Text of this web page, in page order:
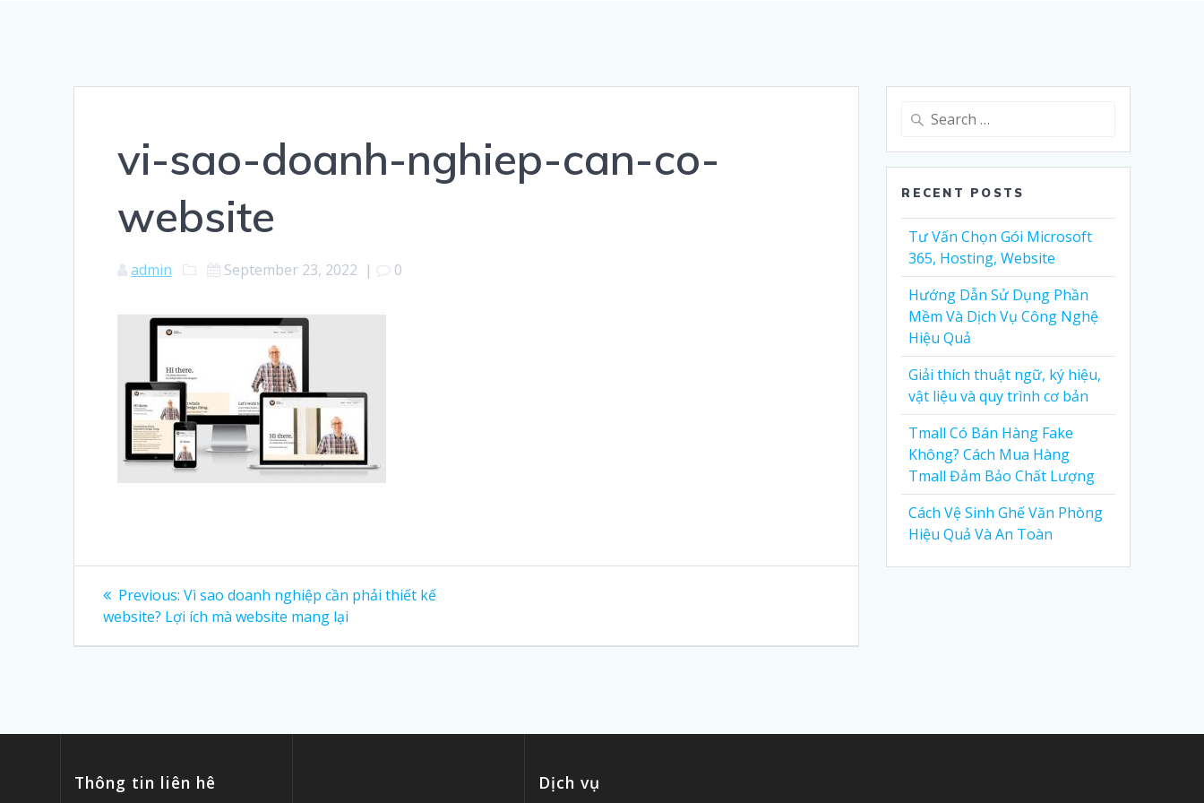
vi-sao-doanh-nghiep-can-co-
website
admin September 23, 2022 | 0
Post
navigation
Previous: Previous
post:
Vì sao doanh nghiệp cần phải thiết kế
website? Lợi ích mà website mang lại
Search
RECENT POSTS
Tư Vấn Chọn Gói Microsoft
365, Hosting, Website
Hướng Dẫn Sử Dụng Phần
Mềm Và Dịch Vụ Công Nghệ
Hiệu Quả
Giải thích thuật ngữ, ký hiệu,
vật liệu và quy trình cơ bản
Tmall Có Bán Hàng Fake
Không? Cách Mua Hàng
Tmall Đảm Bảo Chất Lượng
Cách Vệ Sinh Ghế Văn Phòng
Hiệu Quả Và An Toàn
Thông tin liên hê Dịch vụ